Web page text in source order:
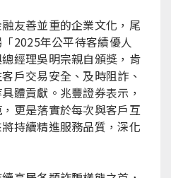
友善並重的企業文化，尾
2025年公平待客績優人
經理吳明宗親自頒獎，肯
戶交易安全、及時阻詐、
體貢獻。兆豐證券表示，
更是落實於每次與客戶互
持續精進服務品質，深化